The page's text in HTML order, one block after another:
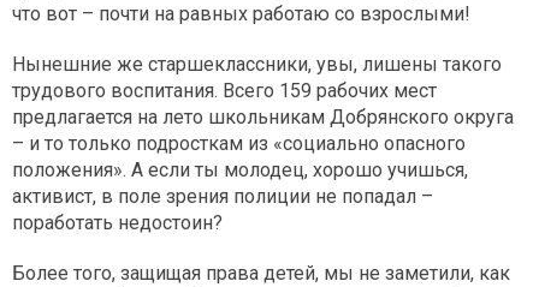
что вот – почти на равных работаю со взрослыми!
Нынешние же старшеклассники, увы, лишены такого
трудового воспитания. Всего 159 рабочих мест
предлагается на лето школьникам Добрянского округа
– и то только подросткам из «социально опасного
положения». А если ты молодец, хорошо учишься,
активист, в поле зрения полиции не попадал –
поработать недостоин?
Более того, защищая права детей, мы не заметили, как